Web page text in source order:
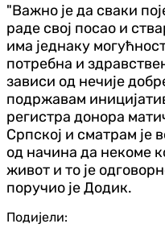
"Важно је да сваки
раде свој посао и
има једнаку
потребна и
зависи од нечије
подржавам
регистра донора
Српској и сматрам је
од начина да некоме
живот и то је
поручио је Додик.
Подијели: